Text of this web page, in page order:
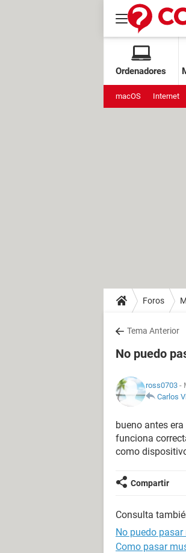
Ordenadores
macOS Internet
Foros
Tema Anterior
No puedo
ross0703 -
Carlos
bueno antes
funciona
como
Compartir
Consulta
No puedo
Como pasar